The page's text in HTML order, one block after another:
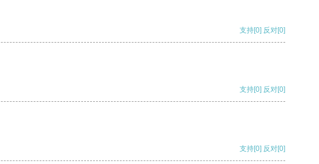
支持[0] 反对[0]
支持[0] 反对[0]
支持[0] 反对[0]